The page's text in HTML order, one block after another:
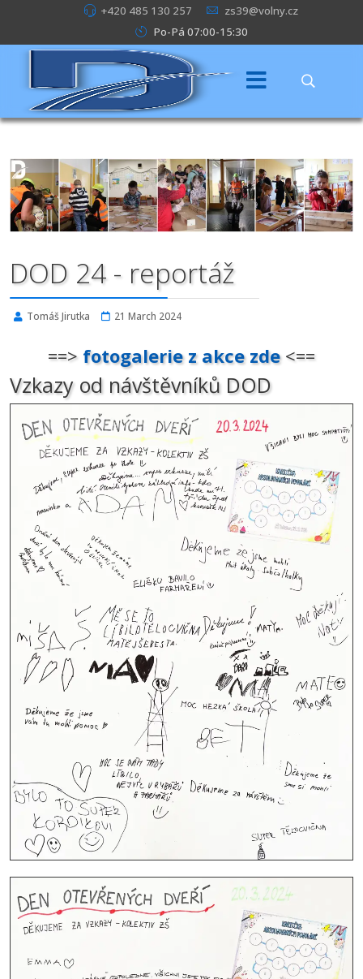
+420 485 130 257
zs39@volny.cz
Po-Pá 07:00-15:30
DOD 24 - reportáž
Tomáš Jirutka 21 March 2024
==> fotogalerie z akce zde<==
Vzkazy od návštěvníků DOD